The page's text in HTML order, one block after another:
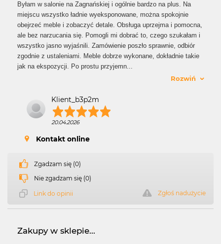
Byłam w salonie na Zagnańskiej i ogólnie bardzo na plus. Na
miejscu wszystko ładnie wyeksponowane, można spokojnie
obejrzeć meble i zobaczyć detale. Obsługa uprzejma i pomocna,
ale bez narzucania się. Pomogli mi dobrać to, czego szukałam i
wszystko jasno wyjaśnili. Zamówienie poszło sprawnie, odbiór
zgodnie z ustaleniami. Meble dobrze wykonane, dokładnie takie
jak na ekspozycji. Po prostu przyjemn...
Rozwiń
Klient_b3p2m
20.04.2026
Kontakt online
Zgadzam się (0)
Nie zgadzam się (0)
Link do opinii Zgłoś nadużycie
Zakupy w sklepie...